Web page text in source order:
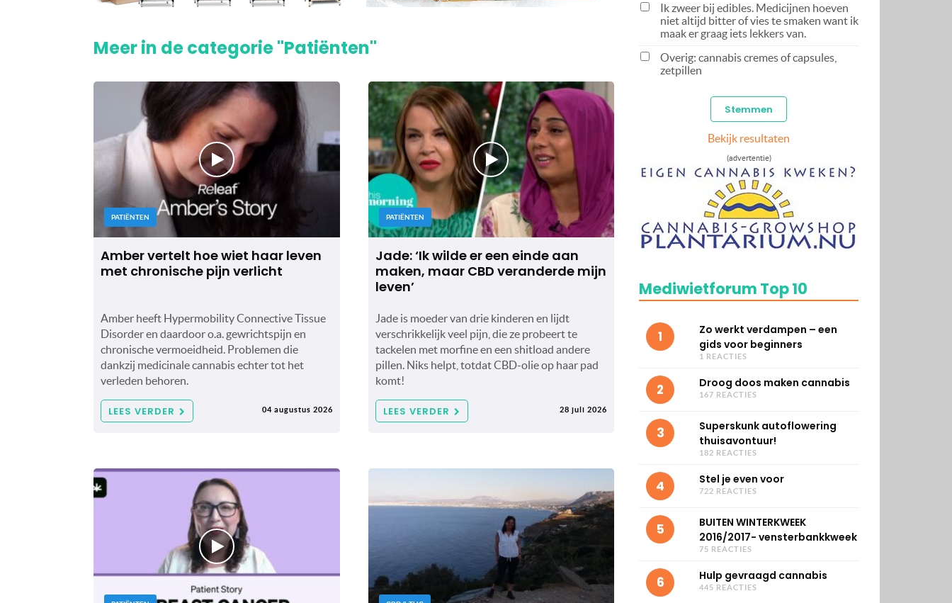
Meer in de categorie "Patiënten"
PATIËNTEN
Amber vertelt hoe wiet haar leven
met chronische pijn verlicht
Amber heeft Hypermobility Connective Tissue
Disorder en daardoor o.a. gewrichtspijn en
chronische vermoeidheid. Problemen die
dankzij medicinale cannabis echter tot het
verleden behoren.
LEES VERDER 04 augustus 2026
PATIËNTEN
Jade: ‘Ik wilde er een einde aan
maken, maar CBD veranderde mijn
leven’
Jade is moeder van drie kinderen en lijdt
verschrikkelijk veel pijn, die ze probeert te
tackelen met morfine en een shitload andere
pillen. Niks helpt, totdat CBD-olie op haar pad
komt!
LEES VERDER 28 juli 2026
Ik zweer bij edibles. Medicijnen hoeven
niet altijd bitter of vies te smaken want ik
maak er graag iets lekkers van.
Overig: cannabis cremes of capsules,
zetpillen
Bekijk resultaten
(advertentie)
Mediwietforum Top 10
1
Zo werkt verdampen – een
gids voor beginners
1 REACTIES
2 Droog doos maken cannabis
167 REACTIES
3
Superskunk autoflowering
thuisavontuur!
182 REACTIES
4 Stel je even voor
722 REACTIES
5
BUITEN WINTERKWEEK
2016/2017- vensterbankkweek
75 REACTIES
6 Hulp gevraagd cannabis
445 REACTIES